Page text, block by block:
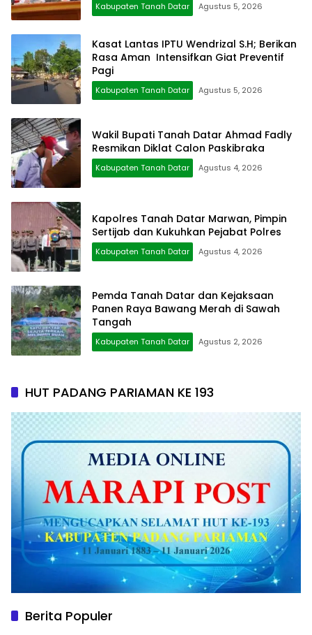
Kabupaten Tanah Datar Agustus 5, 2026
Kasat Lantas IPTU Wendrizal S.H; Berikan
Rasa Aman Intensifkan Giat Preventif
Pagi
Kabupaten Tanah Datar Agustus 5, 2026
Wakil Bupati Tanah Datar Ahmad Fadly
Resmikan Diklat Calon Paskibraka
Kabupaten Tanah Datar Agustus 4, 2026
Kapolres Tanah Datar Marwan, Pimpin
Sertijab dan Kukuhkan Pejabat Polres
Kabupaten Tanah Datar Agustus 4, 2026
Pemda Tanah Datar dan Kejaksaan
Panen Raya Bawang Merah di Sawah
Tangah
Kabupaten Tanah Datar Agustus 2, 2026
HUT PADANG PARIAMAN KE 193
Berita Populer